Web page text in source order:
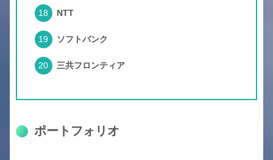
NTT
ソフトバンク
三共フロンティア
ポートフォリオ